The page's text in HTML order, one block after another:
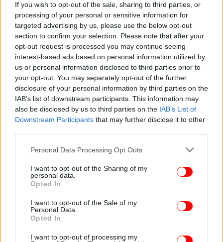
If you wish to opt-out of the sale, sharing to third parties, or
processing of your personal or sensitive information for
targeted advertising by us, please use the below opt-out
section to confirm your selection. Please note that after your
opt-out request is processed you may continue seeing
interest-based ads based on personal information utilized by
us or personal information disclosed to third parties prior to
your opt-out. You may separately opt-out of the further
disclosure of your personal information by third parties on the
IAB’s list of downstream participants. This information may
also be disclosed by us to third parties on the IAB’s List of
Downstream Participants that may further disclose it to other
Please note that this website/app uses one or more Google
not limited to your visit or usage behaviour. You may click to
grant or deny consent to Google and its third-party tags to
use your data for below specified purposes in below Google
consent section.
Personal Data Processing Opt Outs
I want to opt-out of the Sharing of my
personal data.
Opted In
I want to opt-out of the Sale of my
Personal Data.
Opted In
I want to opt-out of processing my
Τραγωδία στο Μιλάνο: Αυτοκτόνησε 71χρονος
κατά τη διάρκεια έξωσης -«Δεν αντέχω άλλο»,
έγραψε σε σημείωμα